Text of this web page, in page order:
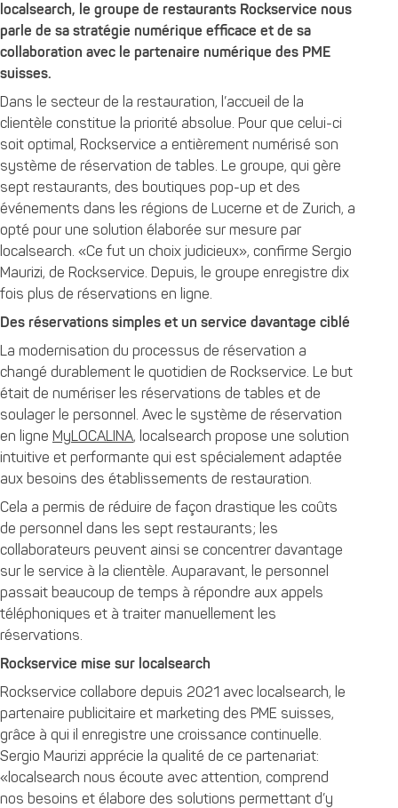
localsearch, le groupe de restaurants Rockservice nous
parle de sa stratégie numérique efficace et de sa
collaboration avec le partenaire numérique des PME
suisses.
Dans le secteur de la restauration, l’accueil de la
clientèle constitue la priorité absolue. Pour que celui-ci
soit optimal, Rockservice a entièrement numérisé son
système de réservation de tables. Le groupe, qui gère
sept restaurants, des boutiques pop-up et des
événements dans les régions de Lucerne et de Zurich, a
opté pour une solution élaborée sur mesure par
localsearch. «Ce fut un choix judicieux», confirme Sergio
Maurizi, de Rockservice. Depuis, le groupe enregistre dix
fois plus de réservations en ligne.
Des réservations simples et un service davantage ciblé
La modernisation du processus de réservation a
changé durablement le quotidien de Rockservice. Le but
était de numériser les réservations de tables et de
soulager le personnel. Avec le système de réservation
en ligne MyLOCALINA, localsearch propose une solution
intuitive et performante qui est spécialement adaptée
aux besoins des établissements de restauration.
Cela a permis de réduire de façon drastique les coûts
de personnel dans les sept restaurants; les
collaborateurs peuvent ainsi se concentrer davantage
sur le service à la clientèle. Auparavant, le personnel
passait beaucoup de temps à répondre aux appels
téléphoniques et à traiter manuellement les
réservations.
Rockservice mise sur localsearch
Rockservice collabore depuis 2021 avec localsearch, le
partenaire publicitaire et marketing des PME suisses,
grâce à qui il enregistre une croissance continuelle.
Sergio Maurizi apprécie la qualité de ce partenariat:
«localsearch nous écoute avec attention, comprend
nos besoins et élabore des solutions permettant d’y